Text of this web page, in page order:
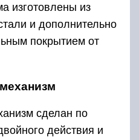
изготовлены из
и дополнительно
покрытием от
сделан по
действия и